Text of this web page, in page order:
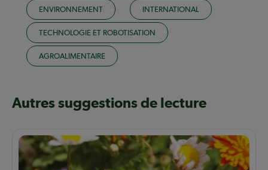
ENVIRONNEMENT INTERNATIONAL
TECHNOLOGIE ET ROBOTISATION
AGROALIMENTAIRE
Autres suggestions de lecture